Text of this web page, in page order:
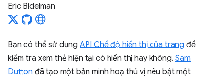
Eric Bidelman
Bạn có thể sử dụng API Chế độ hiển thị của trang để
kiểm tra xem thẻ hiện tại có hiển thị hay không. Sam
Dutton đã tạo một bản minh hoạ thú vị nêu bật một